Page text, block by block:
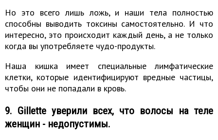
Но это всего лишь ложь, и наши тела полностью
способны выводить токсины самостоятельно. И что
интересно, это происходит каждый день, а не только
когда вы употребляете чудо-продукты.
Наша кишка имеет специальные лимфатические
клетки, которые идентифицируют вредные частицы,
чтобы они не попадали в кровь.
9. Gillette уверили всех, что волосы на теле
женщин - недопустимы.